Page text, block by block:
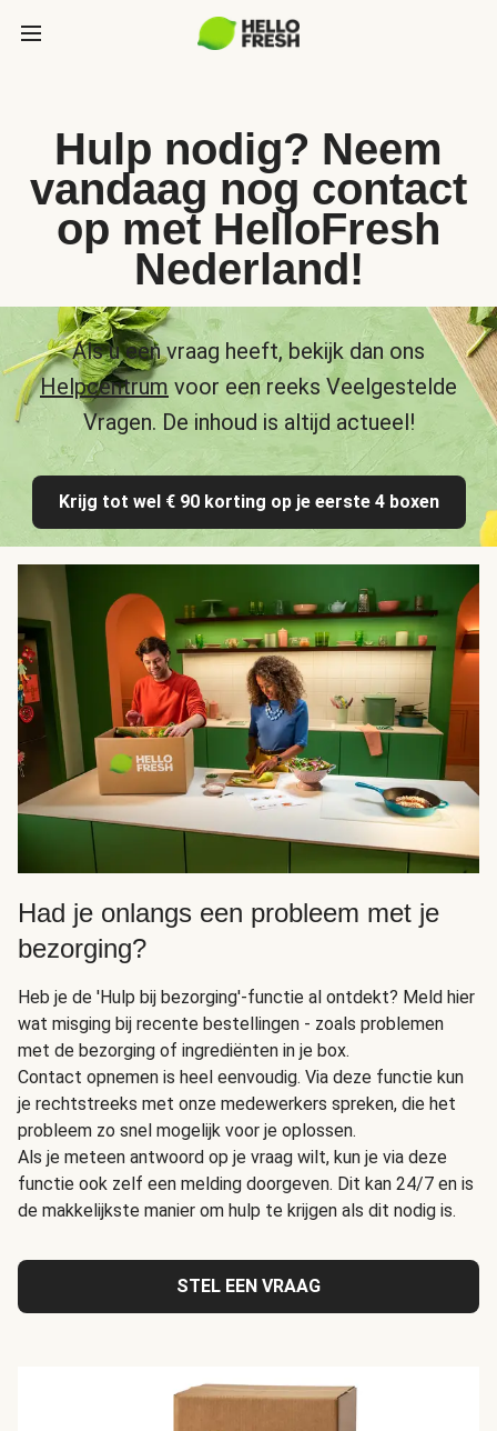
Hulp nodig? Neem
vandaag nog contact
op met HelloFresh
Nederland!
Als u een vraag heeft, bekijk dan ons
Helpcentrum voor een reeks Veelgestelde
Vragen. De inhoud is altijd actueel!
Krijg tot wel € 90 korting op je eerste 4 boxen
Had je onlangs een probleem met je
bezorging?
Heb je de 'Hulp bij bezorging'-functie al ontdekt? Meld hier
wat misging bij recente bestellingen - zoals problemen
met de bezorging of ingrediënten in je box.
Contact opnemen is heel eenvoudig. Via deze functie kun
je rechtstreeks met onze medewerkers spreken, die het
probleem zo snel mogelijk voor je oplossen.
Als je meteen antwoord op je vraag wilt, kun je via deze
functie ook zelf een melding doorgeven. Dit kan 24/7 en is
de makkelijkste manier om hulp te krijgen als dit nodig is.
STEL EEN VRAAG